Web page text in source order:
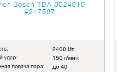
Bosch TDA 3024010
#247567
2400 Вт
удар: 150 г/мин
подача пара: до 40